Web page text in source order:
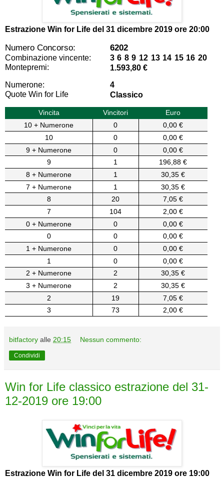
Estrazione Win for Life del 31 dicembre 2019 ore 20:00
Numero Concorso: 6202
Combinazione vincente:
3 6 8 9 12 13 14 15 16 20
Montepremi:
1.593,80 €
Numerone:
4
Quote Win for Life
Classico
Vincita Vincitori
Euro
10 + Numerone
0
0,00 €
10
0
0,00 €
9 + Numerone
0
0,00 €
9
1
196,88 €
8 + Numerone
1
30,35 €
7 + Numerone
1
30,35 €
8
20
7,05 €
7
104
2,00 €
0 + Numerone
0
0,00 €
0
0
0,00 €
1 + Numerone
0
0,00 €
1
0
0,00 €
2 + Numerone
2
30,35 €
3 + Numerone
2
30,35 €
2
19
7,05 €
3
73 2,00 €
bitfactory alle 20:15 Nessun commento:
Condividi
Win for Life classico estrazione del 31-
12-2019 ore 19:00
Estrazione Win for Life del 31 dicembre 2019 ore 19:00